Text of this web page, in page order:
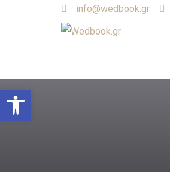
info@wedbook.gr
Open toolbar